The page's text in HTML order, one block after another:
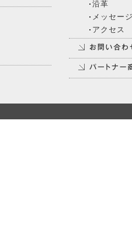
沿革
メッセー
アクセス